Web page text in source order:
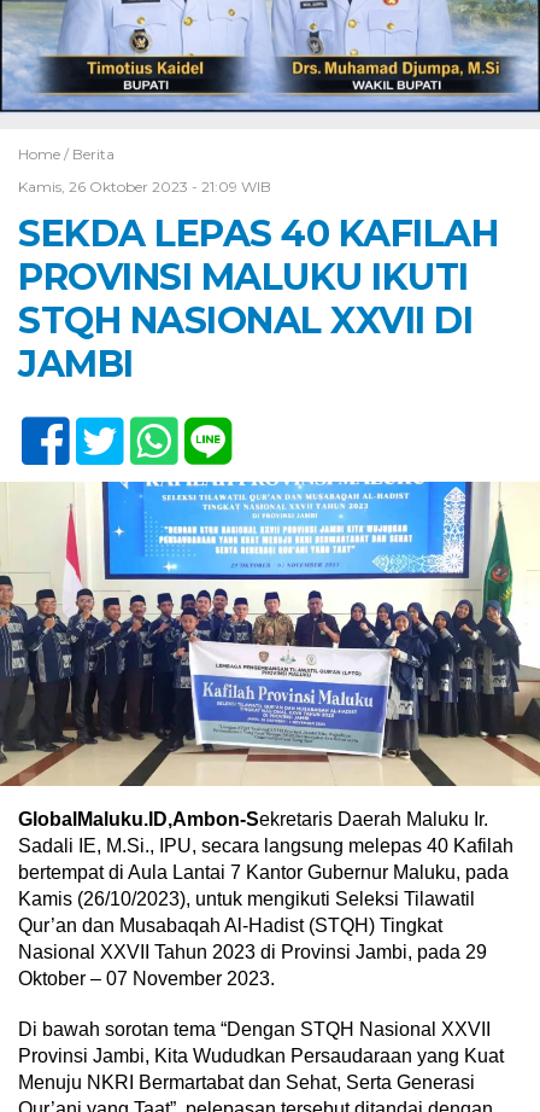
Home / Berita
Kamis, 26 Oktober 2023 - 21:09 WIB
SEKDA LEPAS 40 KAFILAH
PROVINSI MALUKU IKUTI
STQH NASIONAL XXVII DI
JAMBI
GlobalMaluku.ID,Ambon-Sekretaris Daerah Maluku Ir.
Sadali IE, M.Si., IPU, secara langsung melepas 40 Kafilah
bertempat di Aula Lantai 7 Kantor Gubernur Maluku, pada
Kamis (26/10/2023), untuk mengikuti Seleksi Tilawatil
Qur’an dan Musabaqah Al-Hadist (STQH) Tingkat
Nasional XXVII Tahun 2023 di Provinsi Jambi, pada 29
Oktober – 07 November 2023.
Di bawah sorotan tema “Dengan STQH Nasional XXVII
Provinsi Jambi, Kita Wududkan Persaudaraan yang Kuat
Menuju NKRI Bermartabat dan Sehat, Serta Generasi